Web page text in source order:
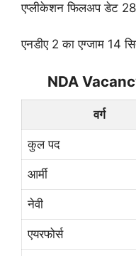
एप्लीकेशन फिलअप डेट
एनडीए 2 का एग्जाम 14
NDA
वर्ग
कुल पद
आर्मी
नेवी
एयरफोर्स